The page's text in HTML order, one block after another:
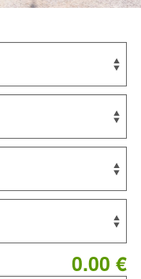
0.00 €